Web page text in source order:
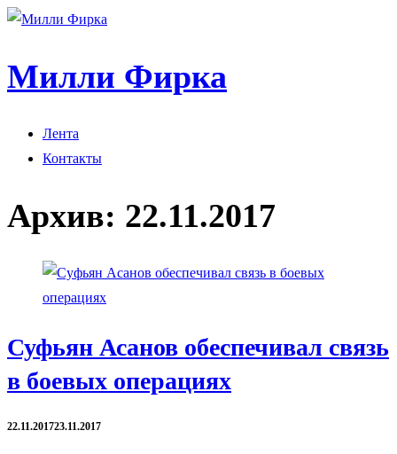
Милли Фирка
Лента
Контакты
Архив: 22.11.2017
Суфьян Асанов обеспечивал связь
в боевых операциях
22.11.201723.11.2017